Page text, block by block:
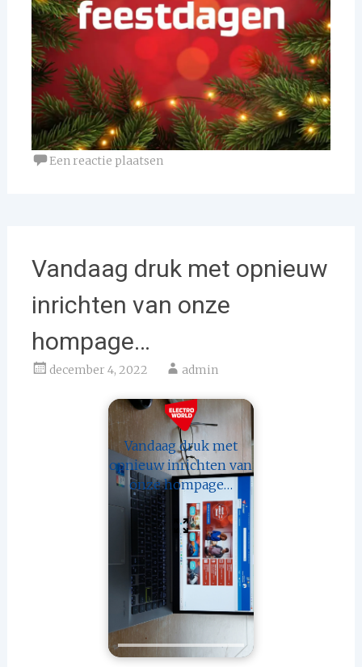
Een reactie plaatsen
Vandaag druk met opnieuw
inrichten van onze
hompage…
december 4, 2022 admin
Vandaag druk met
opnieuw inrichten van
onze hompage…